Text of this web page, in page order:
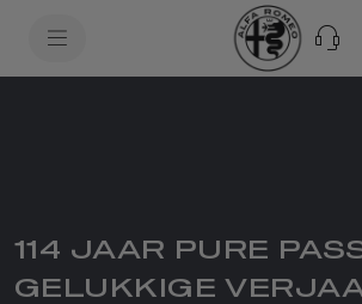
114 JAAR PURE
GELUKKIGE